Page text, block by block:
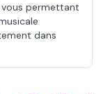
permettant
dans